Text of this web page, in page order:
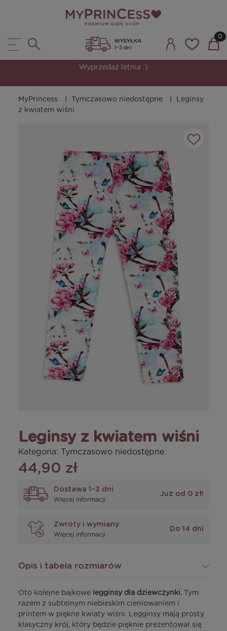
Wyprzedaż letnia :)
MyPrincess Tymczasowo niedostępne
Leginsy
z kwiatem wiśni
Leginsy z kwiatem wiśni
Kategoria: Tymczasowo niedostępne
44,90 zł
Dostawa 1–3 dni
Więcej informacji
Już od 0 zł!
Zwroty i wymiany
Więcej informacji
Do 14 dni
Opis i tabela rozmiarów
Oto kolejne bajkowe legginsy dla dziewczynki. Tym
razem z subtelnym niebieskim cieniowaniem i
printem w piękne kwiaty wiśni. Legginsy mają prosty
klasyczny krój, który będzie pięknie prezentował się